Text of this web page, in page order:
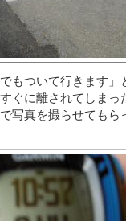
もついて行きます」
ぐに離されてしまっ
写真を撮らせてもら